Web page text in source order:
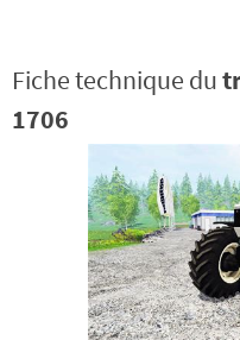
Fiche technique du
1706